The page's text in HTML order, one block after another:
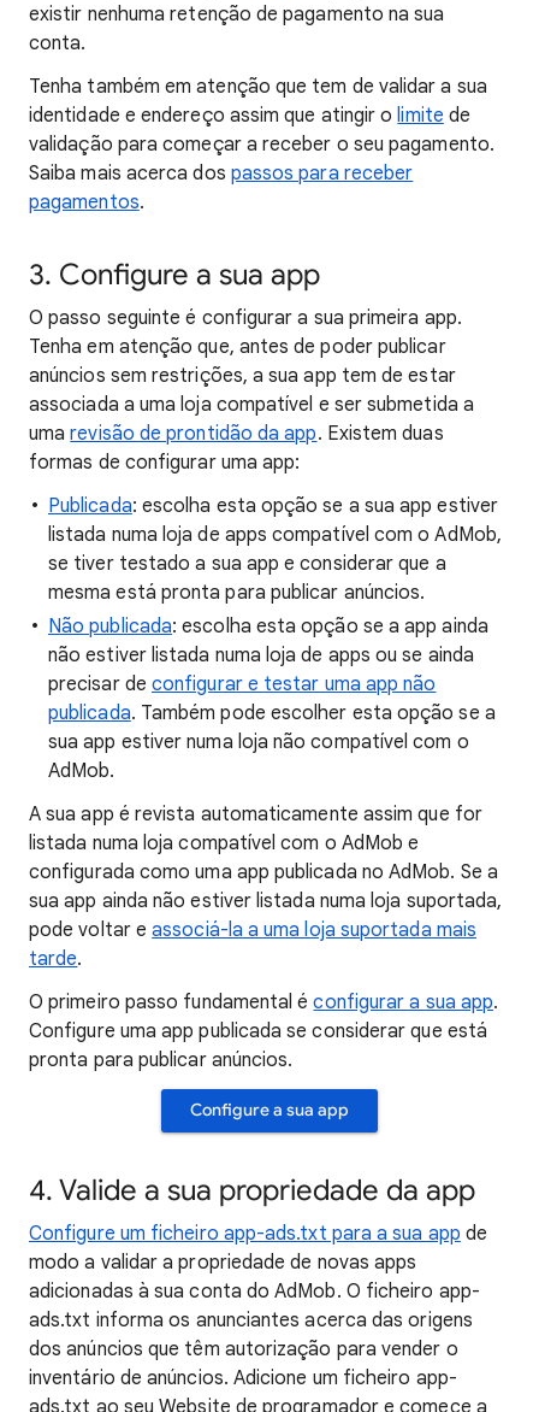
existir nenhuma retenção de pagamento na sua
conta.
Tenha também em atenção que tem de validar a sua
identidade e endereço assim que atingir olimite de
validação para começar a receber o seu pagamento.
Saiba mais acerca dos passos para receber
pagamentos.
3. Configure a sua app
O passo seguinte é configurar a sua primeira app.
Tenha em atenção que, antes de poder publicar
anúncios sem restrições, a sua app tem de estar
associada a uma loja compatível e ser submetida a
umarevisão de prontidão da app. Existem duas
formas de configurar uma app:
Publicada: escolha esta opção se a sua app estiver
listada numa loja de apps compatível com o AdMob,
se tiver testado a sua app e considerar que a
mesma está pronta para publicar anúncios.
Não publicada: escolha esta opção se a app ainda
não estiver listada numa loja de apps ou se ainda
precisar de configurar e testar uma app não
publicada. Também pode escolher esta opção se a
sua app estiver numa loja não compatível com o
AdMob.
A sua app é revista automaticamente assim que for
listada numa loja compatível com o AdMob e
configurada como uma app publicada no AdMob. Se a
sua app ainda não estiver listada numa loja suportada,
pode voltar eassociá-la a uma loja suportada mais
tarde.
O primeiro passo fundamental éconfigurar a sua app.
Configure uma app publicada se considerar que está
pronta para publicar anúncios.
Configure a sua app
4. Valide a sua propriedade da app
Configure um ficheiro app-ads.txt para a sua app de
modo a validar a propriedade de novas apps
adicionadas à sua conta do AdMob. O ficheiro app-
ads.txt informa os anunciantes acerca das origens
dos anúncios que têm autorização para vender o
inventário de anúncios. Adicione um ficheiro app-